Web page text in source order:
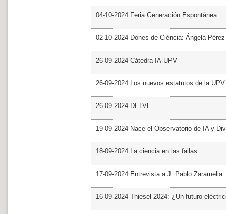
04-10-2024 Feria Generación Espontánea
02-10-2024 Dones de Ciència: Ángela Pérez
26-09-2024 Cátedra IA-UPV
26-09-2024 Los nuevos estatutos de la
26-09-2024 DELVE
19-09-2024 Nace el Observatorio de IA y
18-09-2024 La ciencia en las fallas
17-09-2024 Entrevista a J. Pablo Zaramella
16-09-2024 Thiesel 2024: ¿Un futuro